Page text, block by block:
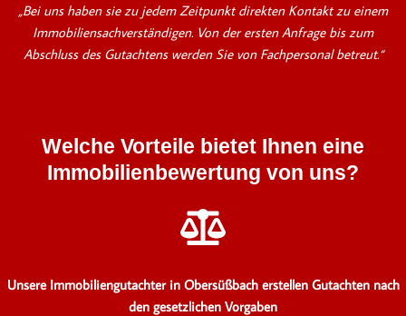
„Bei uns haben sie zu jedem Zeitpunkt direkten Kontakt zu einem
Immobiliensachverständigen. Von der ersten Anfrage bis zum
Abschluss des Gutachtens werden Sie von Fachpersonal betreut.“
Welche Vorteile bietet Ihnen eine
Immobilienbewertung von uns?
Unsere Immobiliengutachter in Obersüßbach erstellen Gutachten nach
den gesetzlichen Vorgaben